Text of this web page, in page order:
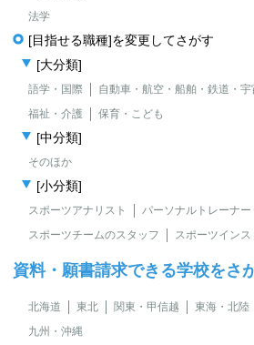
法学
[目指せる職種]を変更してさがす
[大分類]
語学・国際 自動車・航空・船舶・鉄道・宇
福祉・介護
保育・こども
[中分類]
そのほか
[小分類]
スポーツアナリスト パーソナルトレーナー
スポーツチームのスタッフ
スポーツイン
資料・願書請求できる学校をさ
北海道 東北 関東・甲信越 東海・北陸
九州・沖縄